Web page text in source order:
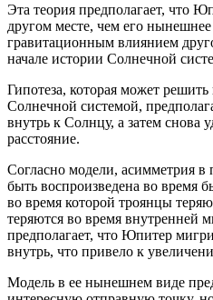
Эта теория предполагает, что
другом месте, чем его
гравитационным влиянием
начале истории Солнечной
Гипотеза, которая может
Солнечной системой,
внутрь к Солнцу, а затем снова
расстояние.
Согласно модели, асимметрия
быть воспроизведена во время
во время которой троянцы
теряются во время внутренней
предполагает, что Юпитер
внутрь, что привело к
Модель в ее нынешнем виде